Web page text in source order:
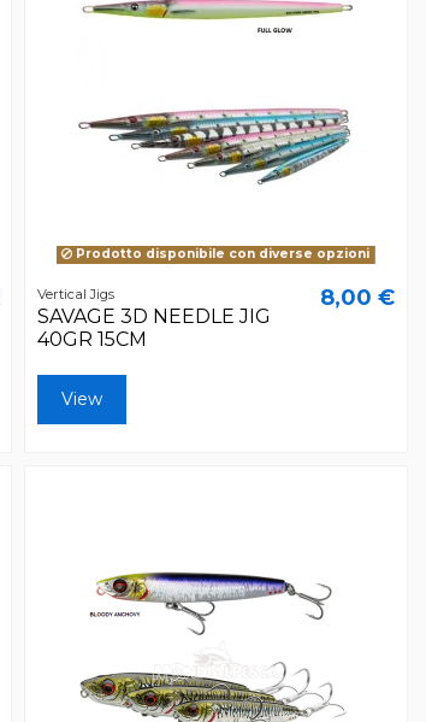
Prodotto disponibile con diverse opzioni
Vertical Jigs
SAVAGE 3D NEEDLE JIG
40GR 15CM
8,00 €
View